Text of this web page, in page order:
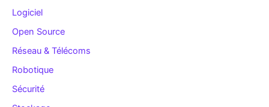
Logiciel
Open Source
Réseau & Télécoms
Robotique
Sécurité